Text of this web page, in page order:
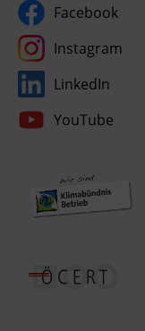
Facebook
Instagram
LinkedIn
YouTube